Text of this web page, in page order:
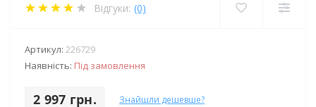
Відгуки: (0)
Артикул: 226729
Наявність: Під замовлення
2 997 грн. Знайшли дешевше?